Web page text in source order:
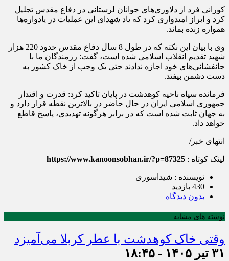
کورانی فرد از دلاوری‌های جوانان لرستانی در دفاع مقدس تجلیل
کرد و ابراز امیدواری کرد که یاد شهدای این عملیات در یادواره‌ها
همواره زنده بماند.
وی با بیان این نکته که در طول 8 سال دفاع مقدس حدود 220 هزار
شهید تقدیم انقلاب اسلامی شده است، گفت: رزمندگان ما با
جانفشانی‌های خود اجازه ندادند حتی یک وجب از خاک کشور به
دست دشمن بیفتد.
فرمانده سپاه ناحیه کوهدشت در پایان تاکید کرد: قدرت و اقتدار
جمهوری اسلامی ایران در حال حاضر در بالاترین نقطه قرار دارد و
به جهان ثابت شده است که در برابر هرگونه تهدیدی، پاسخ قاطع
خواهد داد.
انتهای خبر/
لینک کوتاه : https://www.kanoonsobhan.ir/?p=87325
نویسنده : شیداسوری
430 بازدید
بدون دیدگاه
نوشته های مشابه
وقتی خاک کوهدشت با عطر کربلا می‌آمیزد
۳۱ تیر ۱۴۰۵ - ۱۸:۴۵